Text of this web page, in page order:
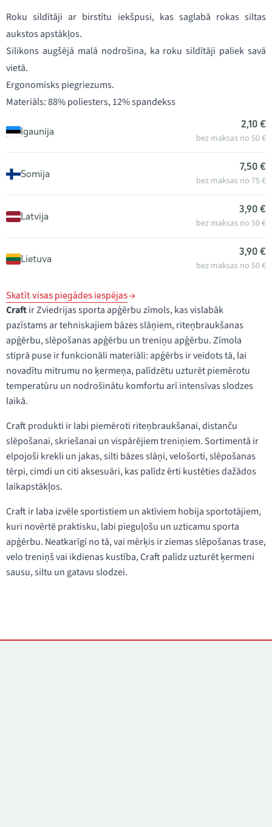
Roku sildītāji ar birstītu iekšpusi, kas saglabā rokas siltas
aukstos apstākļos.
Silikons augšējā malā nodrošina, ka roku sildītāji paliek savā
vietā.
Ergonomisks piegriezums.
Materiāls: 88% poliesters, 12% spandekss
Igaunija
2,10 €
bez maksas no 50 €
Somija
7,50 €
bez maksas no 75 €
Latvija
3,90 €
bez maksas no 50 €
Lietuva
3,90 €
bez maksas no 50 €
Skatīt visas piegādes iespējas
Craftir Zviedrijas sporta apģērbu zīmols, kas vislabāk
pazīstams ar tehniskajiem bāzes slāņiem, riteņbraukšanas
apģērbu, slēpošanas apģērbu un treniņu apģērbu. Zīmola
stiprā puse ir funkcionāli materiāli: apģērbs ir veidots tā, lai
novadītu mitrumu no ķermeņa, palīdzētu uzturēt piemērotu
temperatūru un nodrošinātu komfortu arī intensīvas slodzes
laikā.
Craft produkti ir labi piemēroti riteņbraukšanai, distanču
slēpošanai, skriešanai un vispārējiem treniņiem. Sortimentā ir
elpojoši krekli un jakas, silti bāzes slāņi, velošorti, slēpošanas
tērpi, cimdi un citi aksesuāri, kas palīdz ērti kustēties dažādos
laikapstākļos.
Craft ir laba izvēle sportistiem un aktīviem hobija sportotājiem,
kuri novērtē praktisku, labi pieguļošu un uzticamu sporta
apģērbu. Neatkarīgi no tā, vai mērķis ir ziemas slēpošanas trase,
velo treniņš vai ikdienas kustība, Craft palīdz uzturēt ķermeni
sausu, siltu un gatavu slodzei.